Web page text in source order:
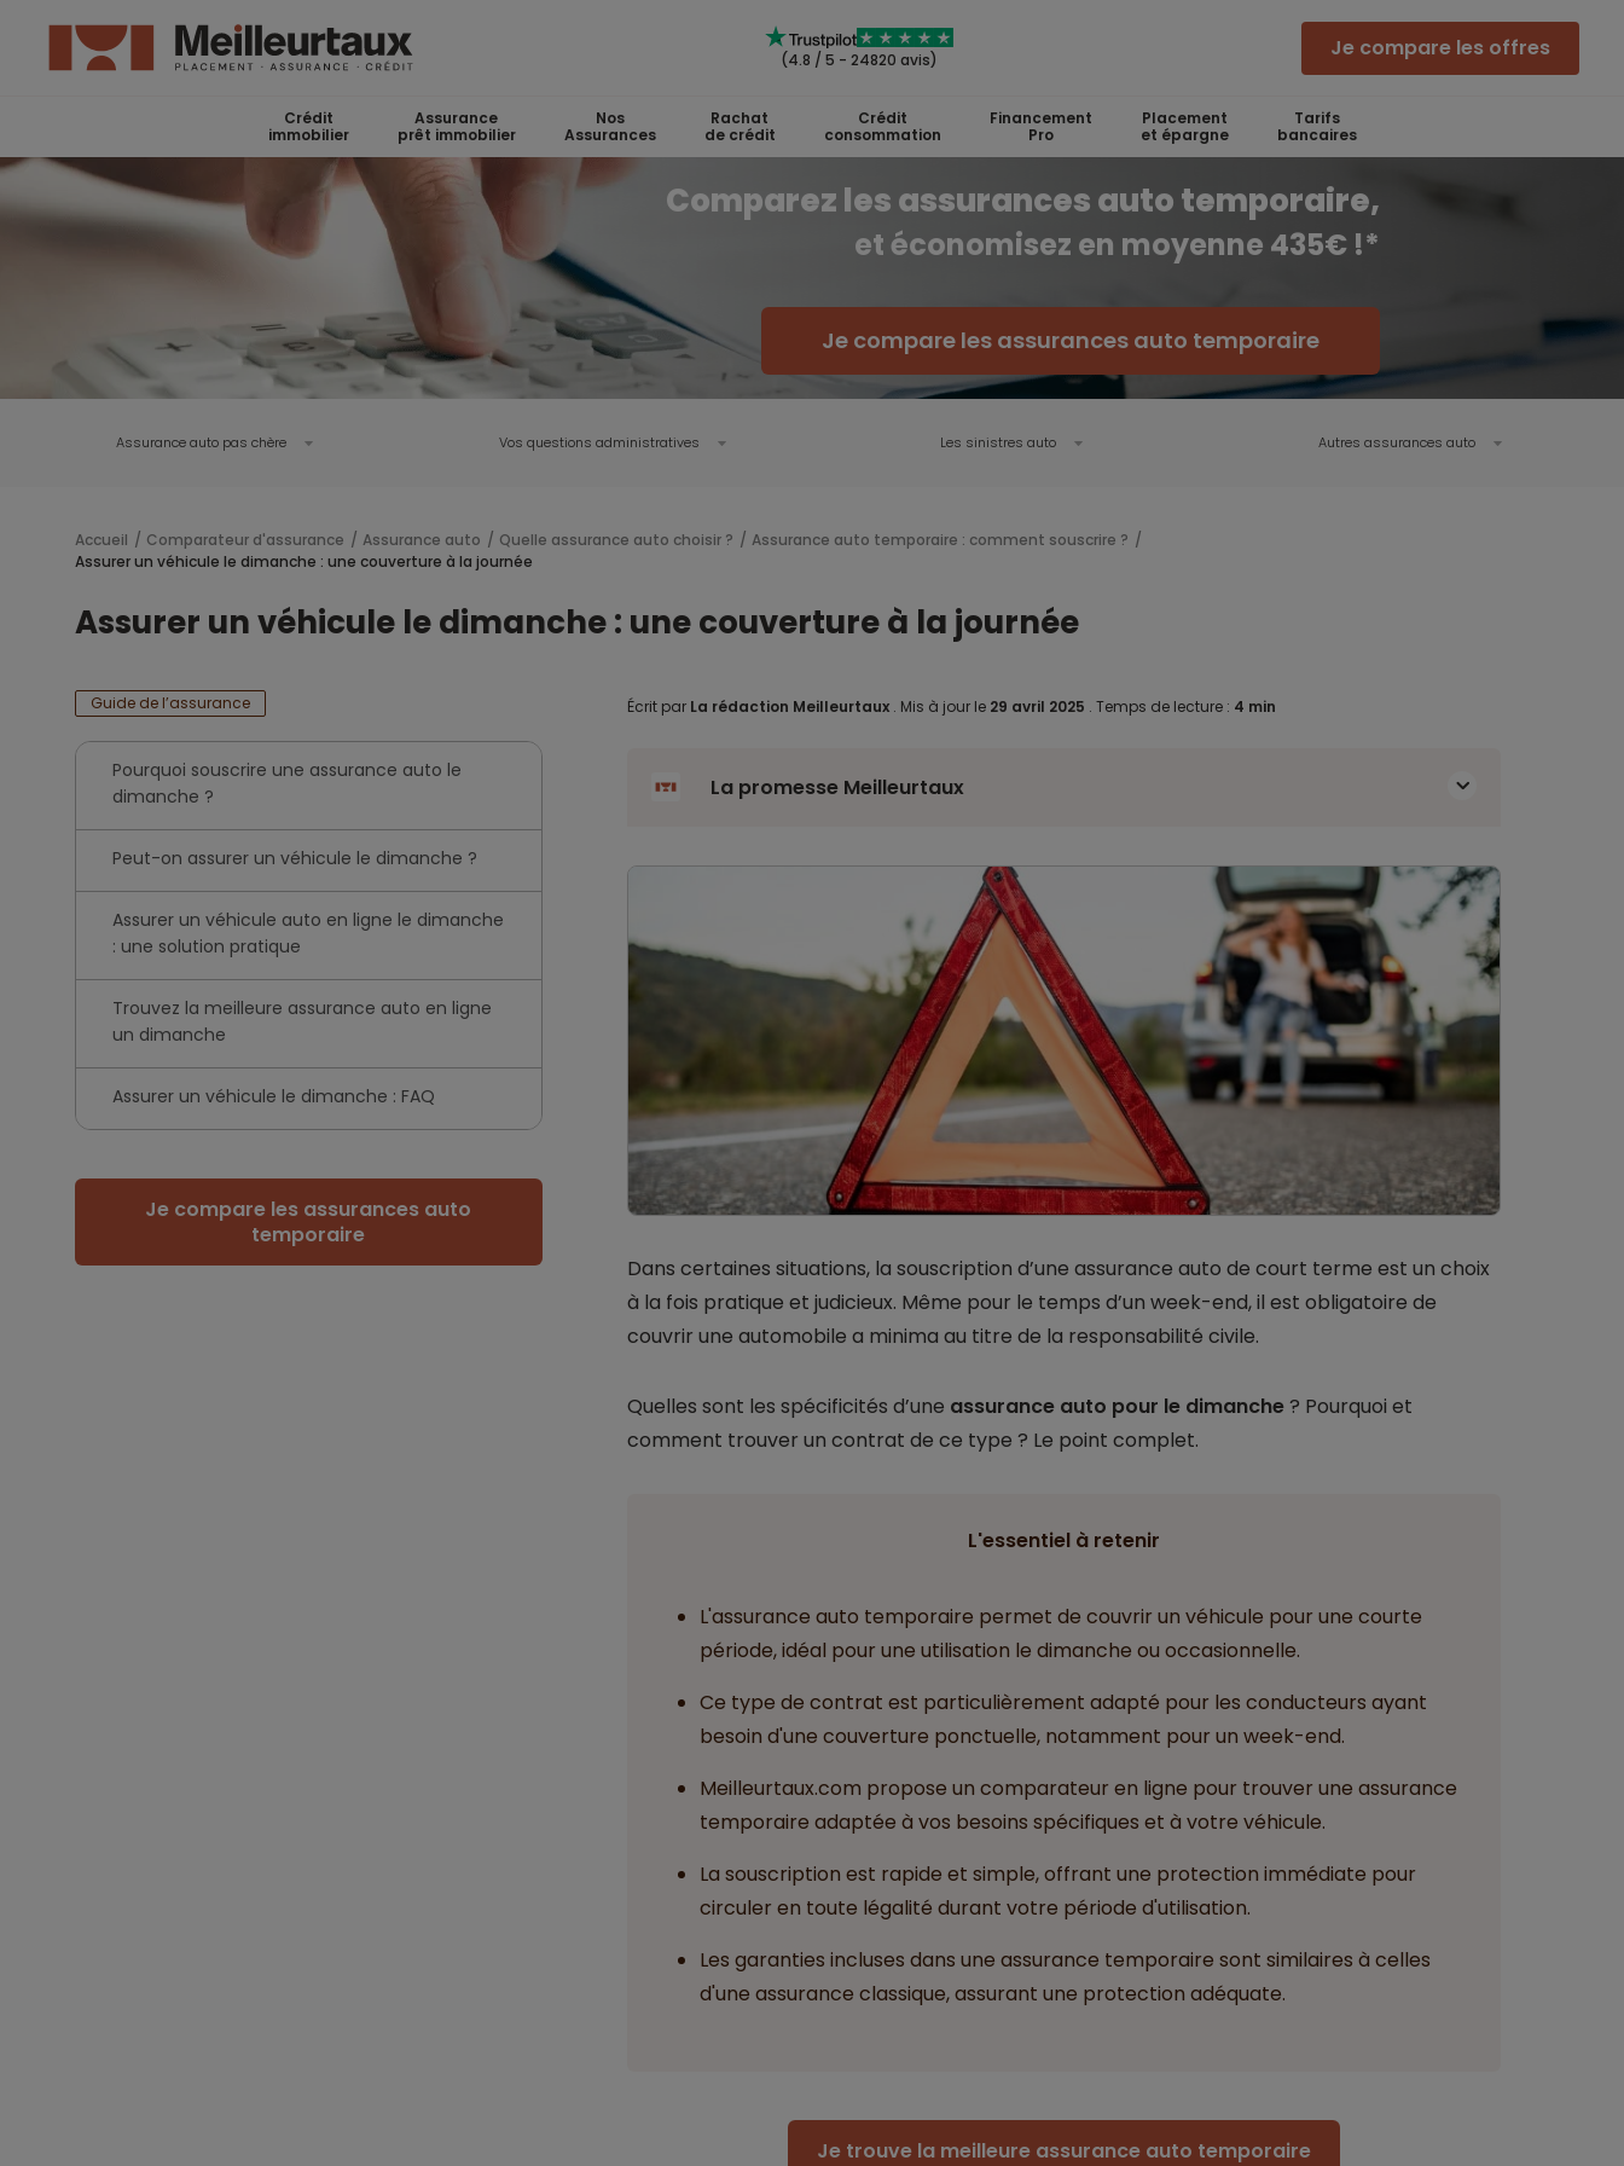
(4.8 / 5 - 24820 avis) Je compare les offres
Crédit
immobilier
Assurance
prêt immobilier
Nos
Assurances
Rachat
de crédit
Crédit
consommation
Financement
Pro
Placement
et épargne
Tarifs
bancaires
Comparez les assurances auto temporaire,
et économisez en moyenne 435€ !*
Je compare les assurances auto temporaire
Assurance auto pas chère Vos questions administratives Les sinistres auto Autres assurances auto
Accueil Comparateur d'assurance Assurance auto Quelle assurance auto choisir ?
Assurance auto temporaire : comment souscrire ?
Assurer un véhicule le dimanche : une couverture à la journée
Assurer un véhicule le dimanche : une couverture à la journée
Guide de l’assurance
Pourquoi souscrire une assurance auto le
dimanche ?
Peut-on assurer un véhicule le dimanche ?
Assurer un véhicule auto en ligne le dimanche
: une solution pratique
Trouvez la meilleure assurance auto en ligne
un dimanche
Assurer un véhicule le dimanche : FAQ
Je compare les assurances auto
temporaire
Écrit par La rédaction Meilleurtaux . Mis à jour le 29 avril 2025 . Temps de lecture : 4 min
La promesse Meilleurtaux
Dans certaines situations, la souscription d’une assurance auto de court terme est un choix
à la fois pratique et judicieux. Même pour le temps d’un week-end, il est obligatoire de
couvrir une automobile a minima au titre de la responsabilité civile.
Quelles sont les spécificités d’une assurance auto pour le dimanche? Pourquoi et
comment trouver un contrat de ce type ? Le point complet.
L'essentiel à retenir
L'assurance auto temporaire permet de couvrir un véhicule pour une courte
période, idéal pour une utilisation le dimanche ou occasionnelle.
Ce type de contrat est particulièrement adapté pour les conducteurs ayant
besoin d'une couverture ponctuelle, notamment pour un week-end.
Meilleurtaux.com propose un comparateur en ligne pour trouver une assurance
temporaire adaptée à vos besoins spécifiques et à votre véhicule.
La souscription est rapide et simple, offrant une protection immédiate pour
circuler en toute légalité durant votre période d'utilisation.
Les garanties incluses dans une assurance temporaire sont similaires à celles
d'une assurance classique, assurant une protection adéquate.
Je trouve la meilleure assurance auto temporaire